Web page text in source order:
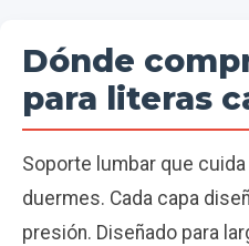
Dónde
para literas
Soporte lumbar que
duermes. Cada capa
presión. Diseñado para